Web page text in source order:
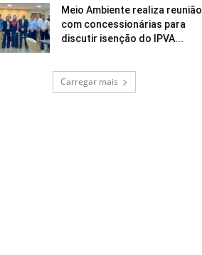
Meio Ambiente realiza reunião
com concessionárias para
discutir isenção do IPVA...
Carregar mais